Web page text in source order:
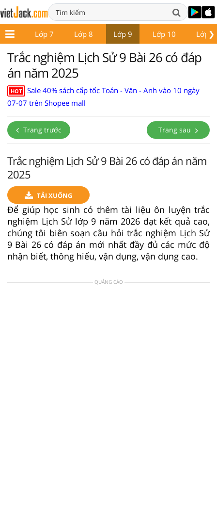
❯
6 Lớp 7 Lớp 8 Lớp 9 Lớp 10 Lớp
Trắc nghiệm Lịch Sử 9 Bài 26 có đáp
án năm 2025
HOT
Sale 40% sách cấp tốc Toán - Văn - Anh vào 10 ngày
07-07 trên Shopee mall
Trang trước Trang sau
Trắc nghiệm Lịch Sử 9 Bài 26 có đáp án năm
2025
TẢI XUỐNG
Để giúp học sinh có thêm tài liệu ôn luyện trắc
nghiệm Lịch Sử lớp 9 năm 2026 đạt kết quả cao,
chúng tôi biên soạn câu hỏi trắc nghiệm Lịch Sử
9 Bài 26 có đáp án mới nhất đầy đủ các mức độ
nhận biết, thông hiểu, vận dụng, vận dụng cao.
QUẢNG CÁO